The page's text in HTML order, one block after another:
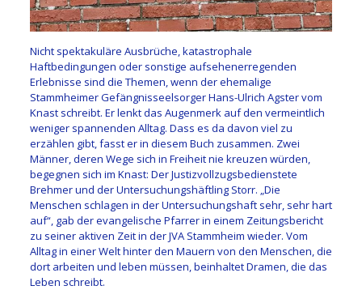
Nicht spektakuläre Ausbrüche, katastrophale
Haftbedingungen oder sonstige aufsehenerregenden
Erlebnisse sind die Themen, wenn der ehemalige
Stammheimer Gefängnisseelsorger Hans-Ulrich Agster vom
Knast schreibt. Er lenkt das Augenmerk auf den vermeintlich
weniger spannenden Alltag. Dass es da davon viel zu
erzählen gibt, fasst er in diesem Buch zusammen. Zwei
Männer, deren Wege sich in Freiheit nie kreuzen würden,
begegnen sich im Knast: Der Justizvollzugsbedienstete
Brehmer und der Untersuchungshäftling Storr. „Die
Menschen schlagen in der Untersuchungshaft sehr, sehr hart
auf“, gab der evangelische Pfarrer in einem Zeitungsbericht
zu seiner aktiven Zeit in der JVA Stammheim wieder. Vom
Alltag in einer Welt hinter den Mauern von den Menschen, die
dort arbeiten und leben müssen, beinhaltet Dramen, die das
Leben schreibt.